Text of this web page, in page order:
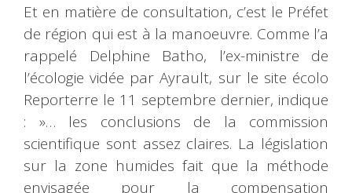
Et en matière de consultation, c’est le Préfet
de région qui est à la manoeuvre. Comme l’a
rappelé Delphine Batho, l’ex-ministre de
l’écologie vidée par Ayrault, sur le site écolo
Reporterre le 11 septembre dernier, indique
: »… les conclusions de la commission
scientifique sont assez claires. La législation
sur la zone humides fait que la méthode
envisagée pour la compensation